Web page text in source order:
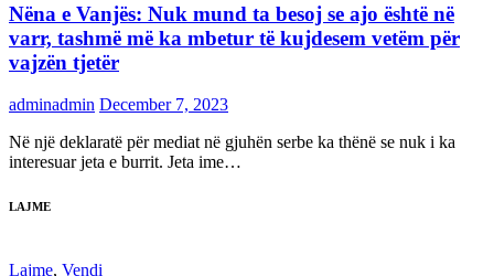
Nëna e Vanjës: Nuk mund ta besoj se ajo është në
varr, tashmë më ka mbetur të kujdesem vetëm për
vajzën tjetër
adminadmin December 7, 2023
Në një deklaratë për mediat në gjuhën serbe ka thënë se nuk i ka
interesuar jeta e burrit. Jeta ime…
LAJME
Lajme, Vendi